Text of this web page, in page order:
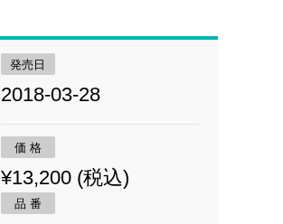
発売日
2018-03-28
価 格
¥13,200 (税込)
品 番